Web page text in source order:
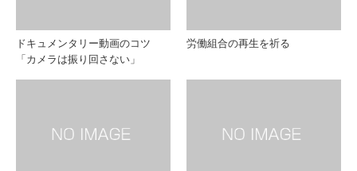
はし
う」
ドキュメンタリー動画のコツ
「カメラは振り回さない」
労働組合の再生を祈る